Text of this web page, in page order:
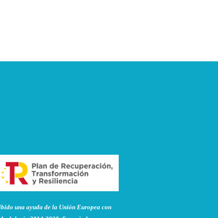
una ayuda de la Unión Europea con